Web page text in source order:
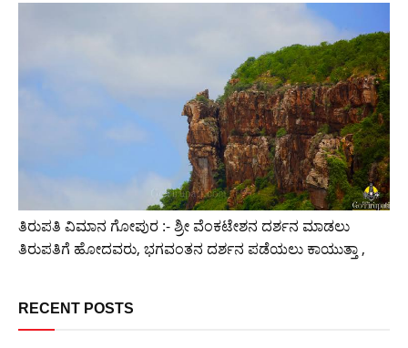
ತಿರುಪತಿ ವಿಮಾನ ಗೋಪುರ :- ಶ್ರೀ ವೆಂಕಟೇಶನ ದರ್ಶನ ಮಾಡಲು
ತಿರುಪತಿಗೆ ಹೋದವರು, ಭಗವಂತನ ದರ್ಶನ ಪಡೆಯಲು ಕಾಯುತ್ತಾ ,
RECENT POSTS